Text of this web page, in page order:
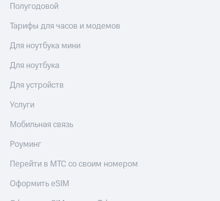
Полугодовой
Тарифы для часов и модемов
Для ноутбука мини
Для ноутбука
Для устройств
Услуги
Мобильная связь
Роуминг
Перейти в МТС со своим номером
Оформить eSIM